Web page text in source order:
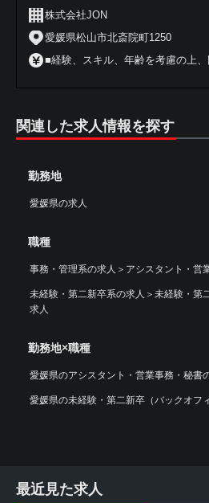
株式会社JON
愛媛県松山市北斎院町1250
■経験、スキル、年齢を考慮の上
関連した求人情報を探す
勤務地
愛媛県の求人
職種
事務・管理系の求人 ＞ アシスタント・営
未経験・第二新卒系の求人 ＞ 未経験・第
求人
勤務地×職種
愛媛県のアシスタント・営業事務・秘書
愛媛県の未経験・第二新卒（バックオフ
最近見た求人